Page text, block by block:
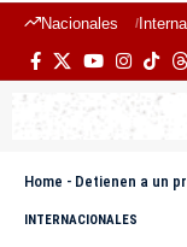
Nacionales
Home - Detienen a un
INTERNACIONALES